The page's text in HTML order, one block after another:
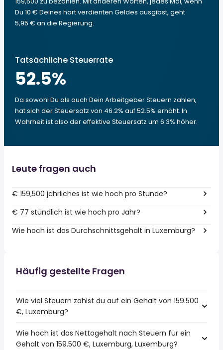
Du 10 € Deines hart verdienten Geldes ausgibst, geht
5,95 € an die Regierung.
Tatsächliche Steuerrate
52.5%
Da sowohl Du als auch Dein Arbeitgeber Steuern zahlen,
hat sich der Steuersatz von 46.2% auf 52.5% erhöht. In
Wahrheit ist also der effektive Steuersatz um 6.3% höher.
Leute fragen auch
€ 159,500 jährliches ist wie hoch pro Stunde?
€ 77 stündlich ist wie hoch pro Jahr?
Wie hoch ist das Durchschnittsgehalt in Luxemburg?
Häufig gestellte Fragen
Wie viel Steuern zahlst du auf ein Gehalt von 159.500
€, Luxemburg?
Wie hoch ist das Nettogehalt nach Steuern für ein
Gehalt von 159.500 €, Luxemburg, Luxemburg?